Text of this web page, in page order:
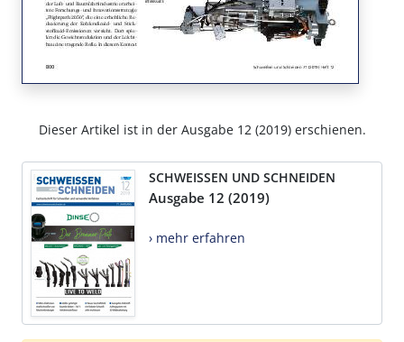
Dieser Artikel ist in der Ausgabe 12 (2019) erschienen.
SCHWEISSEN UND SCHNEIDEN
Ausgabe 12 (2019)
› mehr erfahren